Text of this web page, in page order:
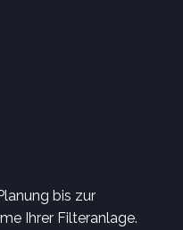
bis zur
Ihrer Filteranlage.